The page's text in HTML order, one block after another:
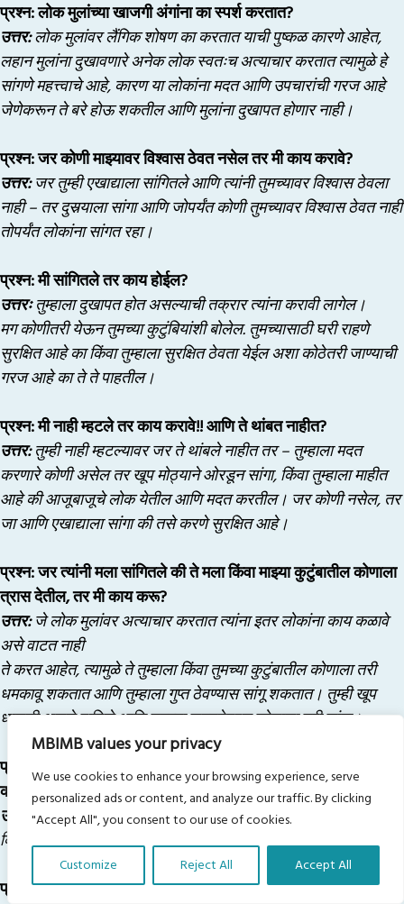
MBIMB values your privacy
We use cookies to enhance your browsing experience, serve
personalized ads or content, and analyze our traffic. By clicking
"Accept All", you consent to our use of cookies.
Customize Reject All Accept All
प्रश्न: लोक मुलांच्या खाजगी अंगांना का स्पर्श करतात?
उत्तर:लोक मुलांवर लैंगिक शोषण का करतात याची पुष्कळ कारणे आहेत,
लहान मुलांना दुखावणारे अनेक लोक स्वतःच अत्याचार करतात त्यामुळे हे
सांगणे महत्त्वाचे आहे, कारण या लोकांना मदत आणि उपचारांची गरज आहे
जेणेकरून ते बरे होऊ शकतील आणि मुलांना दुखापत होणार नाही।
प्रश्न: जर कोणी माझ्यावर विश्वास ठेवत नसेल तर मी काय करावे?
उत्तर:जर तुम्ही एखाद्याला सांगितले आणि त्यांनी तुमच्यावर विश्वास ठेवला
नाही – तर दुसर्‍याला सांगा आणि जोपर्यंत कोणी तुमच्यावर विश्वास ठेवत नाही
तोपर्यंत लोकांना सांगत रहा।
प्रश्न: मी सांगितले तर काय होईल?
उत्तरःतुम्हाला दुखापत होत असल्याची तक्रार त्यांना करावी लागेल।
मग कोणीतरी येऊन तुमच्या कुटुंबियांशी बोलेल. तुमच्यासाठी घरी राहणे
सुरक्षित आहे का किंवा तुम्हाला सुरक्षित ठेवता येईल अशा कोठेतरी जाण्याची
गरज आहे का ते ते पाहतील।
प्रश्न: मी नाही म्हटले तर काय करावे!! आणि ते थांबत नाहीत?
उत्तर:तुम्ही नाही म्हटल्यावर जर ते थांबले नाहीत तर – तुम्हाला मदत
करणारे कोणी असेल तर खूप मोठ्याने ओरडून सांगा, किंवा तुम्हाला माहीत
आहे की आजूबाजूचे लोक येतील आणि मदत करतील। जर कोणी नसेल, तर
जा आणि एखाद्याला सांगा की तसे करणे सुरक्षित आहे।
प्रश्‍न: जर त्यांनी मला सांगितले की ते मला किंवा माझ्या कुटुंबातील कोणाला
त्रास देतील, तर मी काय करू?
उत्तर:जे लोक मुलांवर अत्याचार करतात त्यांना इतर लोकांना काय कळावे
असे वाटत नाही
ते करत आहेत, त्यामुळे ते तुम्हाला किंवा तुमच्या कुटुंबातील कोणाला तरी
धमकावू शकतात आणि तुम्हाला गुप्त ठेवण्यास सांगू शकतात। तुम्ही खूप
धाडसी असले पाहिजे आणि तुमच्या समस्येबद्दल कोणाला तरी सांगा।
प्रश्न: माझा भाऊ किंवा बहीण माझ्यावर अत्याचार करत असेल तर मी काय
करावे?
उत्तर: तुमच्या पालकांना सांगा आणि जर त्यांनी तुमचे ऐकले नाही तर शाळेत
किंवा आम्ही चर्चा केलेल्या लोकांच्या यादीतील एखाद्याला सांगा।
प्रश्न: मी सांगितले तर ते रागावतील का?
Translate Our Website »